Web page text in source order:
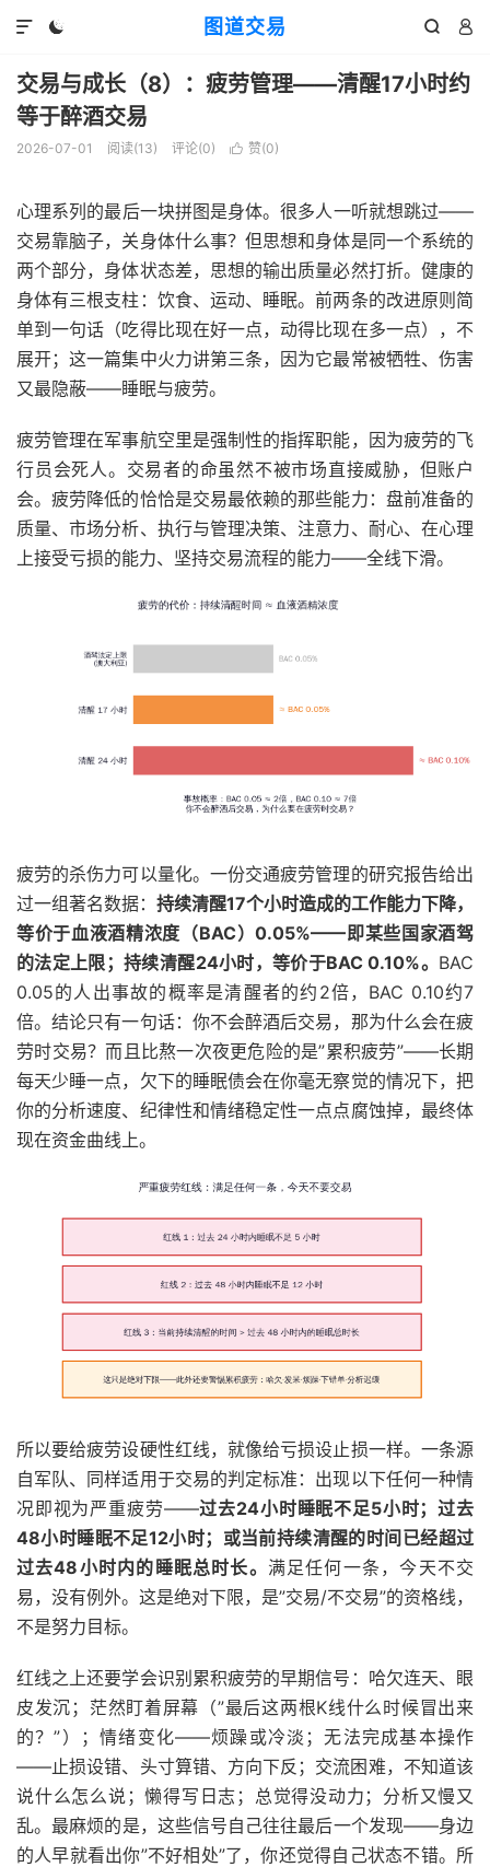
图道交易
  

交易与成长（8）：疲劳管理——清醒17小时约
等于醉酒交易
2026-07-01 阅读(13) 评论(0)  赞(0)
心理系列的最后一块拼图是身体。很多人一听就想跳过——
交易靠脑子，关身体什么事？但思想和身体是同一个系统的
两个部分，身体状态差，思想的输出质量必然打折。健康的
身体有三根支柱：饮食、运动、睡眠。前两条的改进原则简
单到一句话（吃得比现在好一点，动得比现在多一点），不
展开；这一篇集中火力讲第三条，因为它最常被牺牲、伤害
又最隐蔽——睡眠与疲劳。
疲劳管理在军事航空里是强制性的指挥职能，因为疲劳的飞
行员会死人。交易者的命虽然不被市场直接威胁，但账户
会。疲劳降低的恰恰是交易最依赖的那些能力：盘前准备的
质量、市场分析、执行与管理决策、注意力、耐心、在心理
上接受亏损的能力、坚持交易流程的能力——全线下滑。
疲劳的杀伤力可以量化。一份交通疲劳管理的研究报告给出
过一组著名数据： 持续清醒17个小时造成的工作能力下降，
等价于血液酒精浓度（BAC）0.05%——即某些国家酒驾
的法定上限；持续清醒24小时，等价于BAC 0.10%。 BAC
0.05的人出事故的概率是清醒者的约2倍，BAC 0.10约7
倍。结论只有一句话：你不会醉酒后交易，那为什么会在疲
劳时交易？而且比熬一次夜更危险的是”累积疲劳”——长期
每天少睡一点，欠下的睡眠债会在你毫无察觉的情况下，把
你的分析速度、纪律性和情绪稳定性一点点腐蚀掉，最终体
现在资金曲线上。
所以要给疲劳设硬性红线，就像给亏损设止损一样。一条源
自军队、同样适用于交易的判定标准：出现以下任何一种情
况即视为严重疲劳——过去24小时睡眠不足5小时；过去
48小时睡眠不足12小时；或当前持续清醒的时间已经超过
过去48小时内的睡眠总时长。 满足任何一条，今天不交
易，没有例外。这是绝对下限，是”交易/不交易”的资格线，
不是努力目标。
红线之上还要学会识别累积疲劳的早期信号：哈欠连天、眼
皮发沉；茫然盯着屏幕（”最后这两根K线什么时候冒出来
的？”）；情绪变化——烦躁或冷淡；无法完成基本操作
——止损设错、头寸算错、方向下反；交流困难，不知道该
说什么怎么说；懒得写日志；总觉得没动力；分析又慢又
乱。最麻烦的是，这些信号自己往往最后一个发现——身边
的人早就看出你”不好相处”了，你还觉得自己状态不错。所